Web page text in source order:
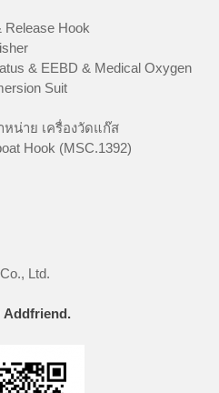
Release Hook
& EEBD & Medical Oxygen
Suit
หน่าย เครื่องวัดแก๊ส
Hook (MSC.1392)
Ltd.
Addfriend.